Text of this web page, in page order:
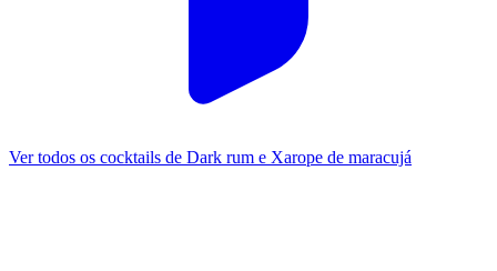
Ver todos os cocktails de Dark rum e Xarope de maracujá